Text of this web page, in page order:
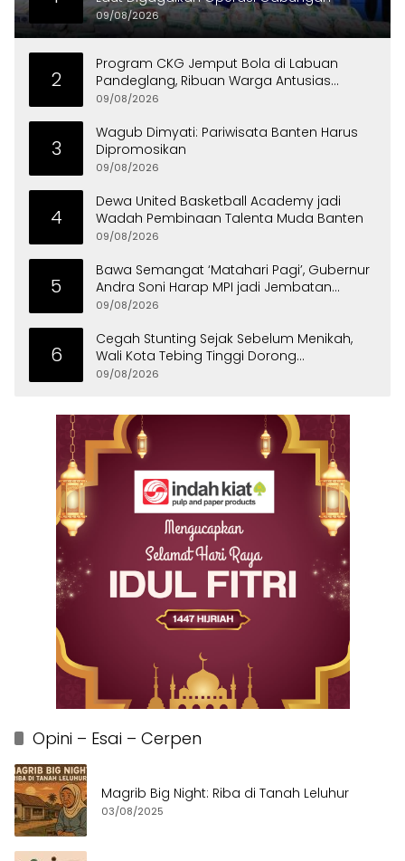
09/08/2026
2
Program CKG Jemput Bola di Labuan
Pandeglang, Ribuan Warga Antusias
Periksa Kesehatan
09/08/2026
3
Wagub Dimyati: Pariwisata Banten Harus
Dipromosikan
09/08/2026
4
Dewa United Basketball Academy jadi
Wadah Pembinaan Talenta Muda Banten
09/08/2026
5
Bawa Semangat ‘Matahari Pagi’, Gubernur
Andra Soni Harap MPI jadi Jembatan
Aspirasi Warga Banten
09/08/2026
6
Cegah Stunting Sejak Sebelum Menikah,
Wali Kota Tebing Tinggi Dorong
Optimalisasi SP3 Catin
09/08/2026
Opini – Esai – Cerpen
Magrib Big Night: Riba di Tanah Leluhur
03/08/2025